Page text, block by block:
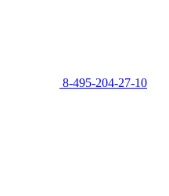
8-495-204-27-10